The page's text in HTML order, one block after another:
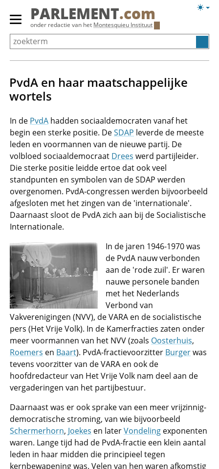
Overslaan
Primair
menu
tonen/verbergen
PARLEMENT.com
onder redactie van het Montesquieu Instituut
PvdA en haar maatschappelijke
wortels
In de PvdA hadden sociaaldemocraten vanaf het
begin een sterke positie. DeSDAP leverde de meeste
leden en voormannen van de nieuwe partij. De
volbloed sociaaldemocraat Drees werd partijleider.
Die sterke positie leidde ertoe dat ook veel
standpunten en symbolen van de SDAP werden
overgenomen. PvdA-congressen werden bijvoorbeeld
afgesloten met het zingen van de 'internationale'.
Daarnaast sloot de PvdA zich aan bij de Socialistische
Internationale.
In de jaren 1946-1970 was
de PvdA nauw verbonden
aan de 'rode zuil'. Er waren
nauwe personele banden
met het Nederlands
Verbond van
Vakverenigingen (NVV), de VARA en de socialistische
pers (Het Vrije Volk). In de Kamerfracties zaten onder
meer voormannen van het NVV (zoals Oosterhuis,
Roemers en Baart). PvdA-fractievoorzitter Burgerwas
tevens voorzitter van de VARA en ook de
hoofdredacteur van Het Vrije Volk nam deel aan de
vergaderingen van het partijbestuur.
Daarnaast was er ook sprake van een meer vrijzinnig-
democratische stroming, van wie bijvoorbeeld
Schermerhorn, Joekes en laterVondeling exponenten
waren. Lange tijd had de PvdA-fractie een klein aantal
leden in haar midden die principieel tegen
kernbewapening was. Velen van hen waren afkomstig